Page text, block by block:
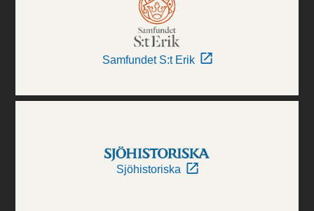
Samfundet S:t Erik
Sjöhistoriska